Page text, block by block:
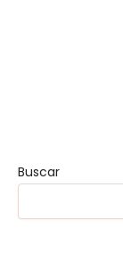
Buscar